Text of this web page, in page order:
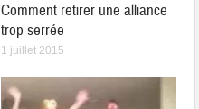
Comment retirer une alliance
trop serrée
1 juillet 2015